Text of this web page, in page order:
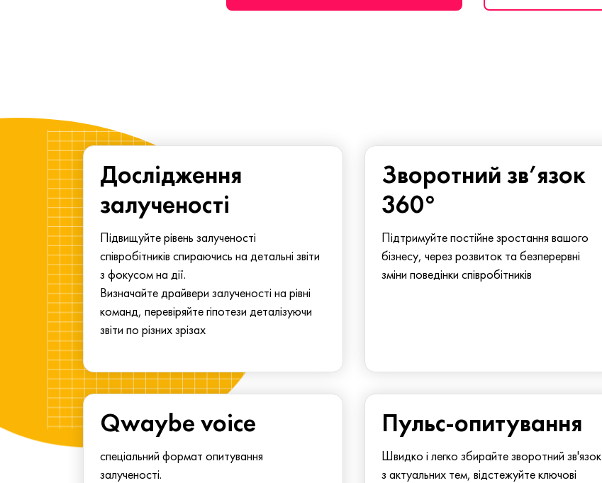
Дослідження
залученості
Підвищуйте рівень залученості
співробітників спираючись на детальні звіти
з фокусом на дії.
Визначайте драйвери залученості на рівні
команд, перевіряйте гіпотези деталізуючи
звіти по різних зрізах
Зворотний зв’язок
360°
Підтримуйте постійне зростання вашого
бізнесу, через розвиток та безперервні
зміни поведінки співробітників
Qwaybe voice
спеціальний формат опитування
залученості.
Пульс-опитування
Швидко і легко збирайте зворотний зв'язок
з актуальних тем, відстежуйте ключові